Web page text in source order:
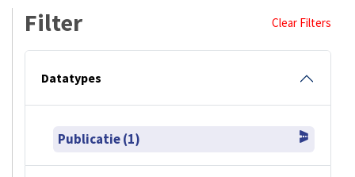
Filter Clear Filters
Datatypes
Publicatie (1)